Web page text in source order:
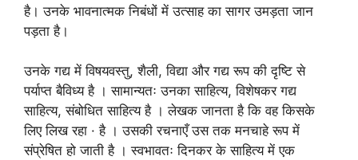
है। उनके भावनात्मक निबंधों में उत्साह का सागर उमड़ता जान
पड़ता है।
उनके गद्य में विषयवस्तु, शैली, विद्या और गद्य रूप की दृष्टि से
पर्याप्त बैविध्य है । सामान्यतः उनका साहित्य, विशेषकर गद्य
साहित्य, संबोधित साहित्य है । लेखक जानता है कि वह किसके
लिए लिख रहा · है । उसकी रचनाएँ उस तक मनचाहे रूप में
संप्रेषित हो जाती है । स्वभावतः दिनकर के साहित्य में एक